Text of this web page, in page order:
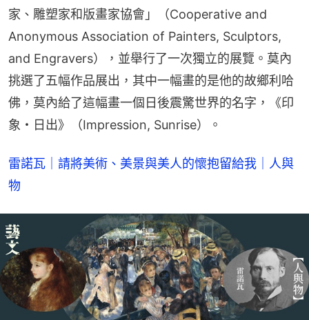
家、雕塑家和版畫家協會」（Cooperative and
Anonymous Association of Painters, Sculptors,
and Engravers），並舉行了一次獨立的展覽。莫內
挑選了五幅作品展出，其中一幅畫的是他的故鄉利哈
佛，莫內給了這幅畫一個日後震驚世界的名字，《印
象・日出》（Impression, Sunrise）。
雷諾瓦｜請將美術、美景與美人的懷抱留給我｜人與
物